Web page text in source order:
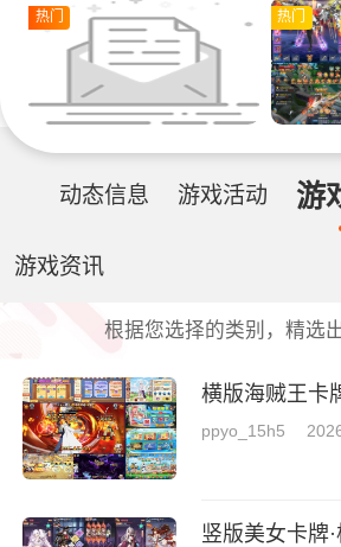
热门 热门
动态信息 游戏活动 游
游戏资讯
根据您选择的类别，精选
横版海贼王卡
ppyo_15h5
竖版美女卡牌